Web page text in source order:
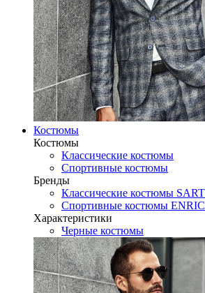
Костюмы
Костюмы
Классические костюмы
Спортивные костюмы
Бренды
Классические костюмы
Спортивные костюмы
Характеристики
Черные костюмы